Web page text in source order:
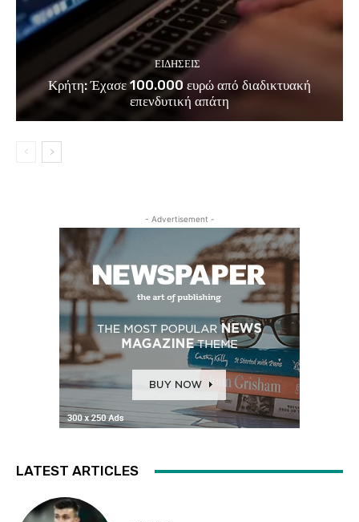
ΕΙΔΗΣΕΙΣ
Κρήτη: Έχασε 100.000 ευρώ από διαδικτυακή
επενδυτική απάτη
- Advertisement -
LATEST ARTICLES